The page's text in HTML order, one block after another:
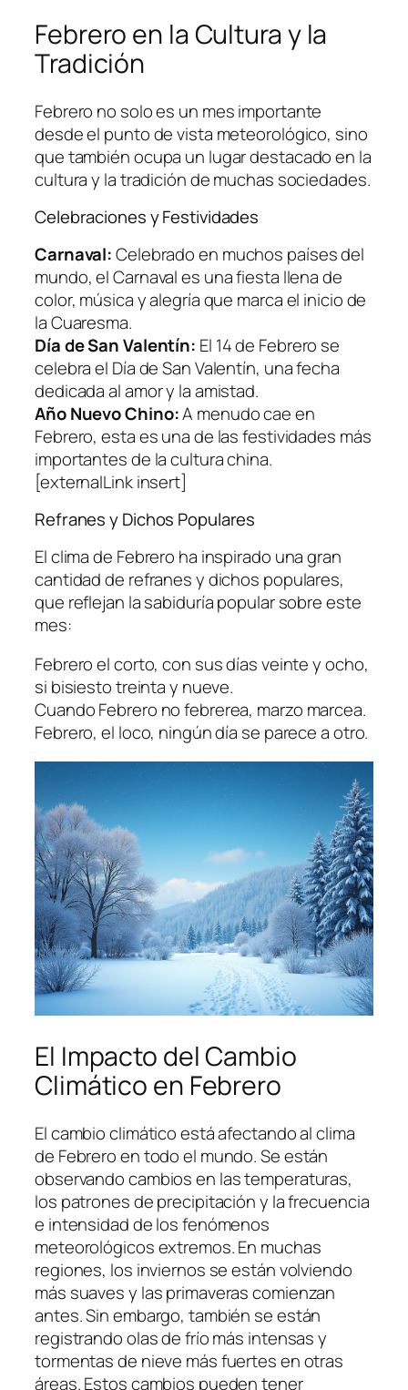
Febrero en la Cultura y la
Tradición
Febrero no solo es un mes importante
desde el punto de vista meteorológico, sino
que también ocupa un lugar destacado en la
cultura y la tradición de muchas sociedades.
Celebraciones y Festividades
Carnaval:Celebrado en muchos países del
mundo, el Carnaval es una fiesta llena de
color, música y alegría que marca el inicio de
la Cuaresma.
Día de San Valentín: El 14 de Febrero se
celebra el Día de San Valentín, una fecha
dedicada al amor y la amistad.
Año Nuevo Chino:A menudo cae en
Febrero, esta es una de las festividades más
importantes de la cultura china.
[externalLink insert]
Refranes y Dichos Populares
El clima de Febrero ha inspirado una gran
cantidad de refranes y dichos populares,
que reflejan la sabiduría popular sobre este
mes:
Febrero el corto, con sus días veinte y ocho,
si bisiesto treinta y nueve.
Cuando Febrero no febrerea, marzo marcea.
Febrero, el loco, ningún día se parece a otro.
El Impacto del Cambio
Climático en Febrero
El cambio climático está afectando al clima
de Febrero en todo el mundo. Se están
observando cambios en las temperaturas,
los patrones de precipitación y la frecuencia
e intensidad de los fenómenos
meteorológicos extremos. En muchas
regiones, los inviernos se están volviendo
más suaves y las primaveras comienzan
antes. Sin embargo, también se están
registrando olas de frío más intensas y
tormentas de nieve más fuertes en otras
áreas. Estos cambios pueden tener